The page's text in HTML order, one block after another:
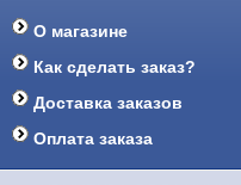
О магазине
Как сделать заказ?
Доставка заказов
Оплата заказа